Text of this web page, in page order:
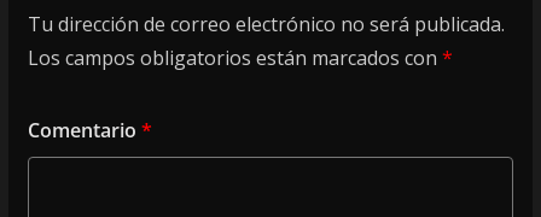
Tu dirección de correo electrónico no será publicada.
Los campos obligatorios están marcados con *
Comentario *